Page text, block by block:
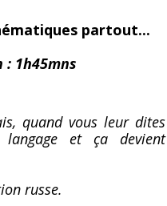
partout...
: 1h45mns
quand vous leur dites
et ça devient
russe.